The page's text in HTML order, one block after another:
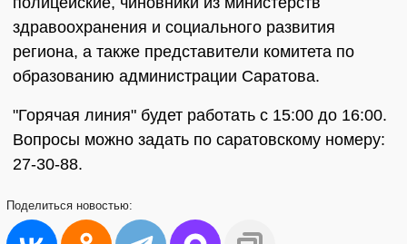
здравоохранения и социального развития
региона, а также представители комитета по
образованию администрации Саратова.
"Горячая линия" будет работать с 15:00 до 16:00.
Вопросы можно задать по саратовскому номеру:
27-30-88.
Поделиться новостью: